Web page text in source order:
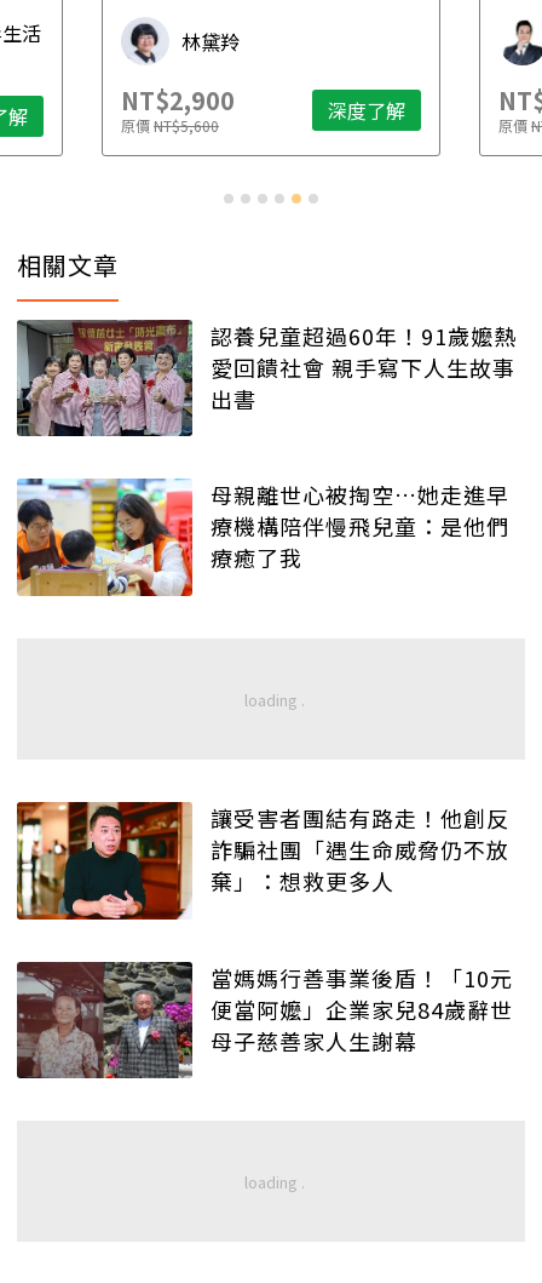
活
解
林黛羚
NT$2,900
原價NT$5,600 深度了解 原價
相關文章
認養兒童超過60年！91歲嬤熱
愛回饋社會 親手寫下人生故事
出書
母親離世心被掏空…她走進早
療機構陪伴慢飛兒童：是他們
療癒了我
讓受害者團結有路走！他創反
詐騙社團「遇生命威脅仍不放
棄」：想救更多人
當媽媽行善事業後盾！「10元
便當阿嬤」企業家兒84歲辭世
母子慈善家人生謝幕